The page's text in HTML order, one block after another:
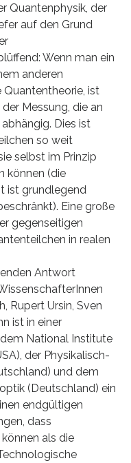
Quantenphysik, der
auf den Grund
Wenn man ein
anderen
ist
Messung, die an
Dies ist
so weit
selbst im Prinzip
können (die
ist grundlegend
Eine große
gegenseitigen
in realen
Antwort
Rupert Ursin, Sven
ist in einer
National Institute
der Physikalisch-
und dem
(Deutschland) ein
endgültigen
dass
als die